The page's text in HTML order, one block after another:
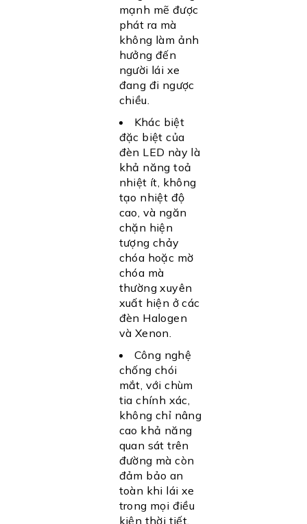
mạnh mẽ được
phát ra mà
không làm ảnh
hưởng đến
người lái xe
đang đi ngược
chiều.
Khác biệt
đặc biệt của
đèn LED này là
khả năng toả
nhiệt ít, không
tạo nhiệt độ
cao, và ngăn
chặn hiện
tượng chảy
chóa hoặc mờ
chóa mà
thường xuyên
xuất hiện ở các
đèn Halogen
và Xenon.
Công nghệ
chống chói
mắt, với chùm
tia chính xác,
không chỉ nâng
cao khả năng
quan sát trên
đường mà còn
đảm bảo an
toàn khi lái xe
trong mọi điều
kiện thời tiết.